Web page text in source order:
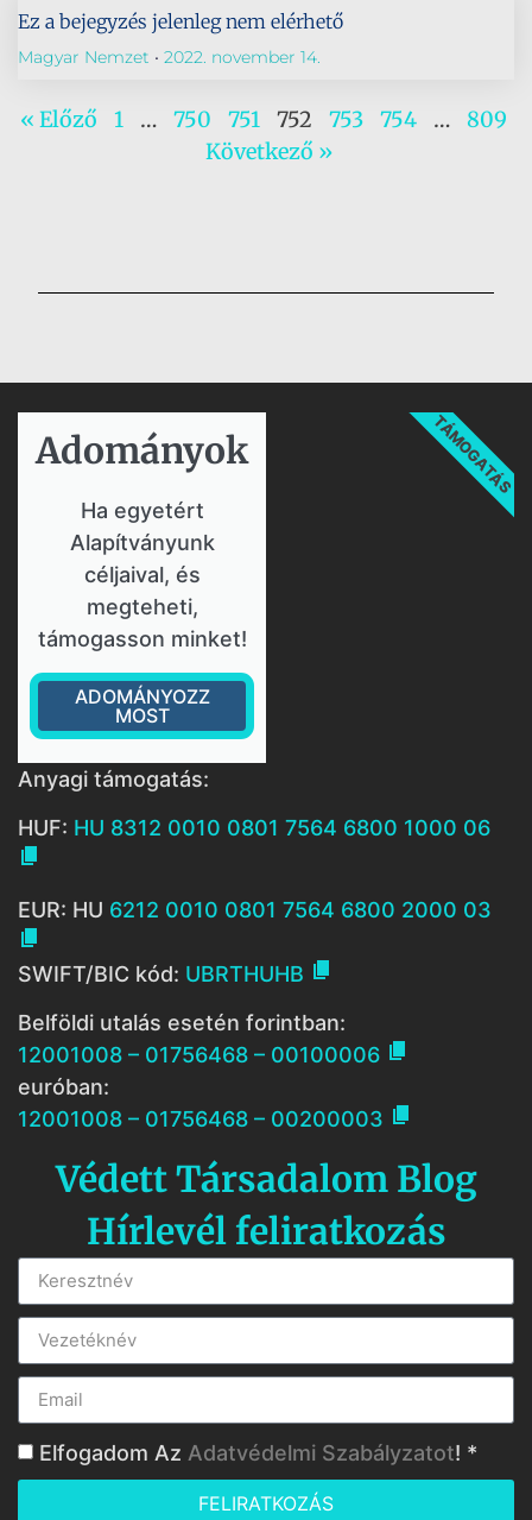
Ez a bejegyzés jelenleg nem elérhető
Magyar Nemzet 2022. november 14.
« Előző 1 … 750 751 752 753 754 …
809
Következő »
Adományok​
Ha egyetért
Alapítványunk
céljaival, és
megteheti,
támogasson minket!
ADOMÁNYOZZ
MOST
TÁMOGATÁS
Anyagi támogatás:
HUF: HU 8312 0010 0801 7564 6800 1000 06

EUR: HU 6212 0010 0801 7564 6800 2000 03

SWIFT/BIC kód: UBRTHUHB 
Belföldi utalás esetén forintban:
12001008 – 01756468 – 00100006 
euróban:
12001008 – 01756468 – 00200003 
Védett Társadalom Blog
Hírlevél feliratkozás
Elfogadom Az Adatvédelmi Szabályzatot! *
FELIRATKOZÁS